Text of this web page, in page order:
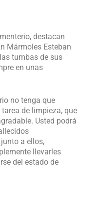
destacan
Mármoles Esteban
tumbas de sus
en unas
no tenga que
de limpieza, que
Usted podrá
a ellos,
llevarles
del estado de